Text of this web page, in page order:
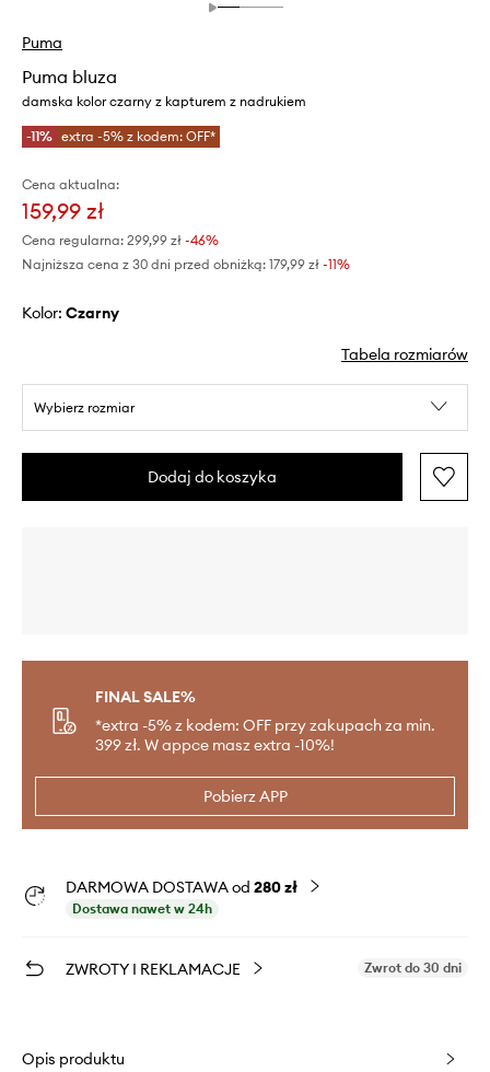
Puma
Puma bluza
damska kolor czarny z kapturem z nadrukiem
-11% extra -5% z kodem: OFF*
Cena aktualna:
159,99 zł
Cena regularna: 299,99 zł -46%
Najniższa cena z 30 dni przed obniżką: 179,99 zł -11%
Kolor: czarny
Tabela rozmiarów
Wybierz rozmiar
Dodaj do koszyka
FINAL SALE%
*extra -5% z kodem: OFF przy zakupach za min.
399 zł. W appce masz extra -10%!
Pobierz APP
DARMOWA DOSTAWA od 280 zł
Dostawa nawet w 24h
ZWROTY I REKLAMACJE Zwrot do 30 dni
Opis produktu